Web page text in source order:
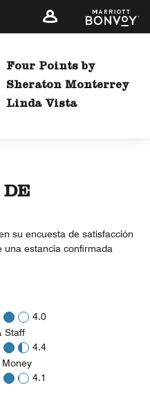
Four Points by
Sheraton Monterrey
Linda Vista
DE
su encuesta de satisfacción
una estancia confirmada
4.0
Staff
4.4
4.1